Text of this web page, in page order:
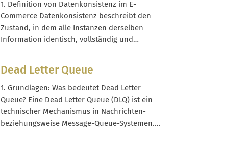
Raten zu planen, zu steuern und zu
optimieren. Im Unterschied zu rein
erfahrungsbasiertem Marketing nutzt Data-
Driven Marketing strukturierte...
1. Definition von Datenkonsistenz im E-
Commerce Datenkonsistenz beschreibt den
Zustand, in dem alle Instanzen derselben
Information identisch, vollständig und
innerhalb eines Systems (z. B. in einer
Datenbank) als auch über mehrere Systeme
hinweg (Shop, PIM, ERP, Marktplätze). Im E-
Commerce bedeutet das konkret: Wenn Du...
Dead Letter Queue
1. Grundlagen: Was bedeutet Dead Letter
Queue? Eine Dead Letter Queue (DLQ) ist ein
technischer Mechanismus in Nachrichten-
beziehungsweise Message-Queue-Systemen.